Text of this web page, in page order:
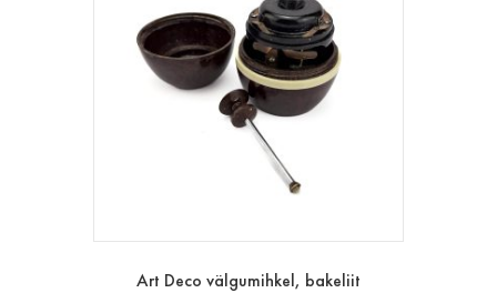
Art Deco välgumihkel, bakeliit